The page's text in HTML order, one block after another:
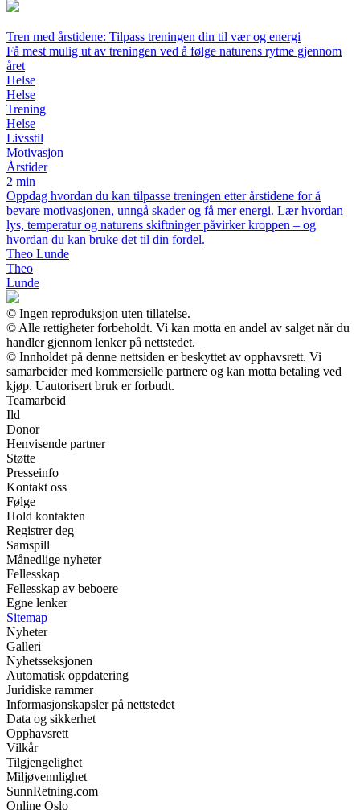
Tren med årstidene: Tilpass treningen din til vær og energi
Få mest mulig ut av treningen ved å følge naturens rytme gjennom
året
Helse
Helse
Trening
Helse
Livsstil
Motivasjon
Årstider
2 min
Oppdag hvordan du kan tilpasse treningen etter årstidene for å
bevare motivasjonen, unngå skader og få mer energi. Lær hvordan
lys, temperatur og naturens skiftninger påvirker kroppen – og
hvordan du kan bruke det til din fordel.
Theo Lunde
Theo
Lunde
© Ingen reproduksjon uten tillatelse.
© Alle rettigheter forbeholdt. Vi kan motta en andel av salget når du
handler gjennom lenker på nettstedet.
© Innholdet på denne nettsiden er beskyttet av opphavsrett. Vi
samarbeider med kommersielle partnere og kan motta betaling ved
kjøp. Uautorisert bruk er forbudt.
Teamarbeid
Ild
Donor
Henvisende partner
Støtte
Presseinfo
Kontakt oss
Følge
Hold kontakten
Registrer deg
Samspill
Månedlige nyheter
Fellesskap
Fellesskap av beboere
Egne lenker
Sitemap
Nyheter
Galleri
Nyhetsseksjonen
Automatisk oppdatering
Juridiske rammer
Informasjonskapsler på nettstedet
Data og sikkerhet
Opphavsrett
Vilkår
Tilgjengelighet
Miljøvennlighet
SunnRetning.com
Online Oslo